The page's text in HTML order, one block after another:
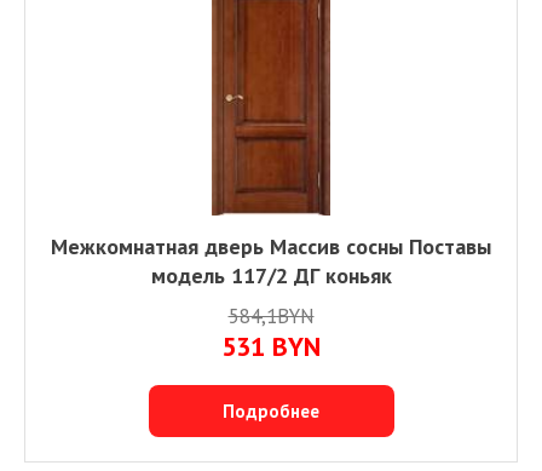
Межкомнатная дверь Массив сосны Поставы
модель 117/2 ДГ коньяк
584,1BYN
531 BYN
Подробнее